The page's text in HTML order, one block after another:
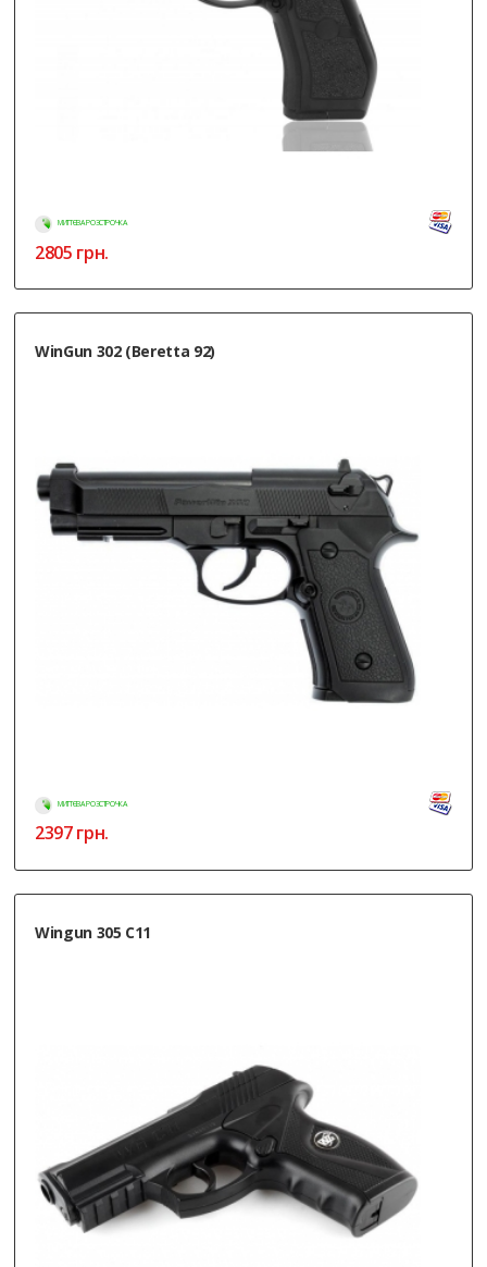
МИТТЄВА РОЗСТРОЧКА
2805 грн.
WinGun 302 (Beretta 92)
МИТТЄВА РОЗСТРОЧКА
2397грн.
Wingun 305 C11